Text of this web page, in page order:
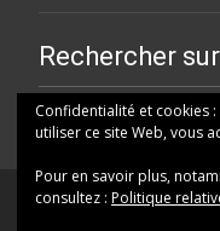
Rechercher
Rechercher
Confidentialité et cookies
utiliser ce site Web, vous
Pour en savoir plus,
consultez : Politique